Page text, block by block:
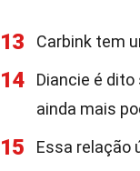
13 Carbink tem
14
Diancie é
ainda mais
15 Essa relação